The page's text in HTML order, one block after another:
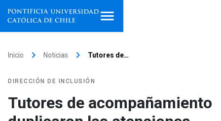
institutos
Inicio keyboard_arrow_right Noticias keyboard_arrow_right Tutores de…
DIRECCIÓN DE INCLUSIÓN
Tutores de acompañamiento